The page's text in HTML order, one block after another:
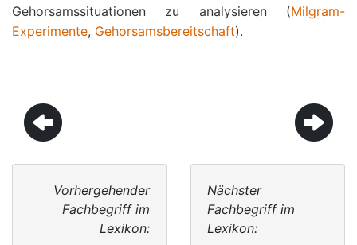
Gehorsamssituationen zu analysieren (Milgram-
Experimente, Gehorsamsbereitschaft).
Vorhergehender
Fachbegriff im
Lexikon:
Nächster
Fachbegriff im
Lexikon: